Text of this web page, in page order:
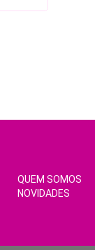
QUEM SOMOS
NOVIDADES